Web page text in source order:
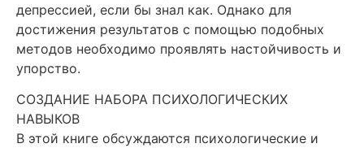
депрессией, если бы знал как. Однако для
достижения результатов с помощью подобных
методов необходимо проявлять настойчивость и
упорство.
СОЗДАНИЕ НАБОРА ПСИХОЛОГИЧЕСКИХ
НАВЫКОВ
В этой книге обсуждаются психологические и